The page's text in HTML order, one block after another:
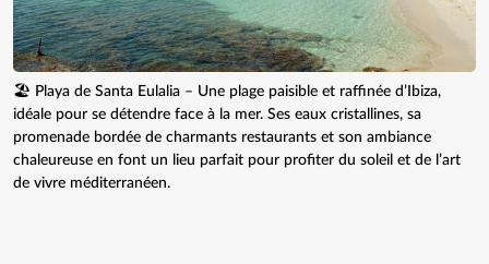
🏖️ Playa de Santa Eulalia – Une plage paisible et raffinée d’Ibiza,
idéale pour se détendre face à la mer. Ses eaux cristallines, sa
promenade bordée de charmants restaurants et son ambiance
chaleureuse en font un lieu parfait pour profiter du soleil et de l’art
de vivre méditerranéen.